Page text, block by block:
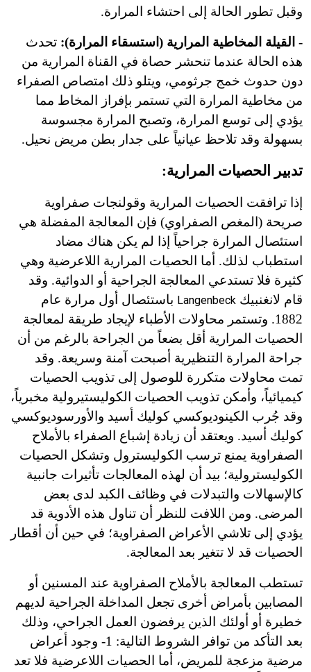
وقبل تطور الحالة إلى احتشاء المرارة.
- القيلة المخاطية المرارية (استسقاء المرارة): تحدث
هذه الحالة عندما تنحشر حصاة في القناة المرارية من
دون حدوث خمج جرثومي، ويتلو ذلك امتصاص الصفراء
من مخاطية المرارة التي تستمر بإفراز المخاط مما
يؤدي إلى توسع المرارة، وتصبح المرارة مجسوسة
بسهولة وقد تلاحظ عيانياً على جدار بطن مريض نحيل.
تدبير الحصيات المرارية:
إذا ترافقت الحصيات المرارية وقولنجات صفراوية
صريحة (المغص الصفراوي) فإن المعالجة المفضلة هي
استئصال المرارة جراحياً إذا لم يكن هناك مضاد
استطباب لذلك. أما الحصيات المرارية اللاعرضية وهي
كثيرة فلا تستدعي المعالجة الجراحية أو الدوائية. وقد
قام لانغنبيك Langenbeck باستئصال أول مرارة عام
1882. وتستمر محاولات الأطباء لإيجاد طريقة لمعالجة
الحصيات المرارية أقل بضعاً من الجراحة بالرغم من أن
جراحة المرارة التنظيرية أصبحت آمنة وسريعة. وقد
تمت محاولات متكررة للوصول إلى تذويب الحصيات
كيميائياً، وأمكن تذويب الحصيات الكوليستيرولية مخبرياً،
وقد جُرب الكينوديوكسي كوليك أسيد والأورسوديوكسي
كوليك أسيد. ويعتقد أن زيادة إشباع الصفراء بالأملاح
الصفراوية يمنع ترسب الكوليسترول وتشكل الحصيات
الكوليسترولية؛ بيد أن لهذه المعالجات تأثيرات جانبية
كالإسهالات والتبدلات في وظائف الكبد لدى بعض
المرضى. ومن اللافت للنظر أن تناول هذه الأدوية قد
يؤدي إلى تلاشي الأعراض الصفراوية؛ في حين أن أقطار
الحصيات قد لا تتغير بعد المعالجة.
تستطب المعالجة بالأملاح الصفراوية عند المسنين أو
المصابين بأمراض أخرى تجعل المداخلة الجراحية لديهم
خطيرة أو أولئك الذين يرفضون العمل الجراحي، وذلك
بعد التأكد من توافر الشروط التالية: 1- وجود أعراض
مرضية مزعجة للمريض، أما الحصيات اللاعرضية فلا تعد